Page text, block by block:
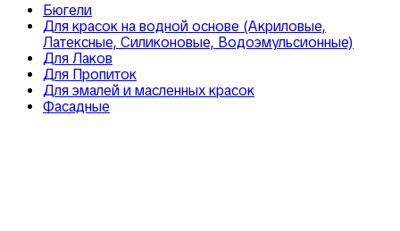
Бюгели
Для красок на водной основе (Акриловые,
Латексные, Силиконовые, Водоэмульсионные)
Для Лаков
Для Пропиток
Для эмалей и масленных красок
Фасадные